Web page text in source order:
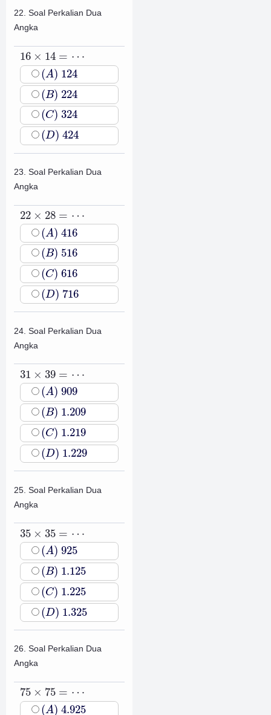
22. Soal Perkalian Dua
Angka
16 × 14 = ⋯
16 ×14=⋯
(A) 124
(A)124
(B) 224
(B)224
(C) 324
(C)324
(D) 424
(D)424
23. Soal Perkalian Dua
Angka
22 × 28 = ⋯
22×28=⋯
(A) 416
(A)416
(B) 516
(B)516
(C) 616
(C)616
(D) 716
(D)716
24. Soal Perkalian Dua
Angka
31 × 39 = ⋯
31 ×39=⋯
(A) 909
(A)909
(B) 1.209
(B)1.209
(C) 1.219
(C)1.219
(D) 1.229
(D)1.229
25. Soal Perkalian Dua
Angka
35 × 35 = ⋯
35 ×35=⋯
(A) 925
(A)925
(B) 1.125
(B)1.125
(C) 1.225
(C)1.225
(D) 1.325
(D)1.325
26. Soal Perkalian Dua
Angka
75 × 75 = ⋯
75 ×75=⋯
(A) 4.925
(A)4.925